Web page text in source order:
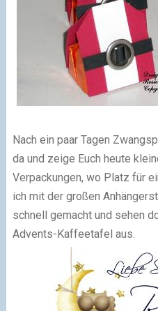
Nach ein paar Tagen
da und zeige Euch heute
Verpackungen, wo Platz für
ich mit der großen
schnell gemacht und sehen
Advents-Kaffeetafel aus.